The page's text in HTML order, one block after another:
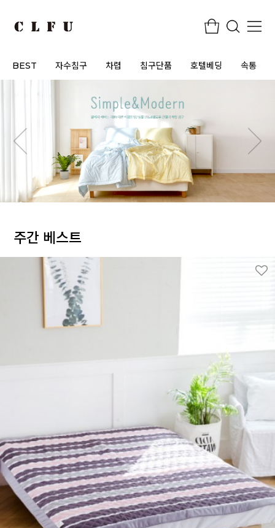
BEST 자수침구 차렵 침구단품 호텔베딩 속통
주간 베스트